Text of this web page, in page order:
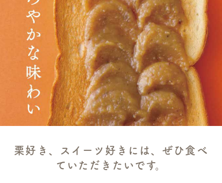
栗好き、スイーツ好きには、ぜひ食べ
ていただきたいです。